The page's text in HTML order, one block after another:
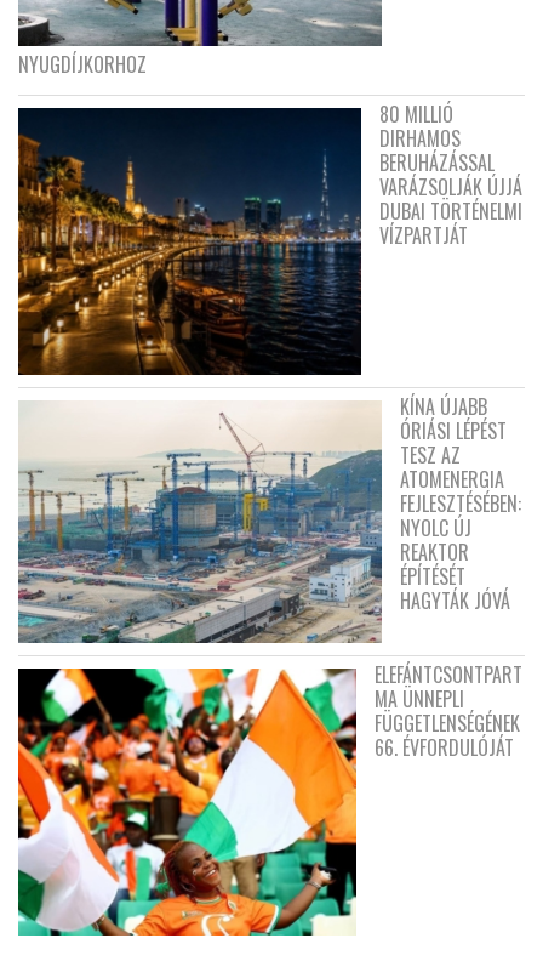
NYUGDÍJKORHOZ
80 MILLIÓ
DIRHAMOS
BERUHÁZÁSSAL
VARÁZSOLJÁK ÚJJÁ
DUBAI TÖRTÉNELMI
VÍZPARTJÁT
KÍNA ÚJABB
ÓRIÁSI LÉPÉST
TESZ AZ
ATOMENERGIA
FEJLESZTÉSÉBEN:
NYOLC ÚJ
REAKTOR
ÉPÍTÉSÉT
HAGYTÁK JÓVÁ
ELEFÁNTCSONTPART
MA ÜNNEPLI
FÜGGETLENSÉGÉNEK
66. ÉVFORDULÓJÁT